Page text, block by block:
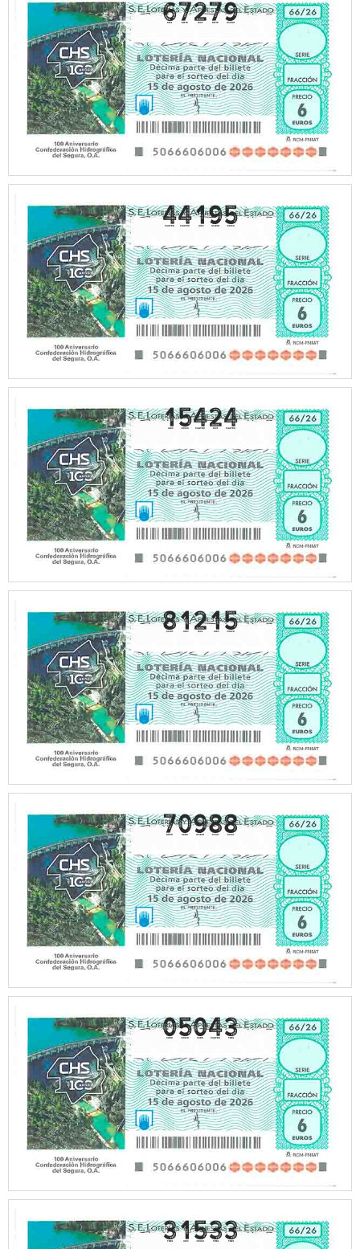
67279
44195
15424
81215
70988
05043
31533